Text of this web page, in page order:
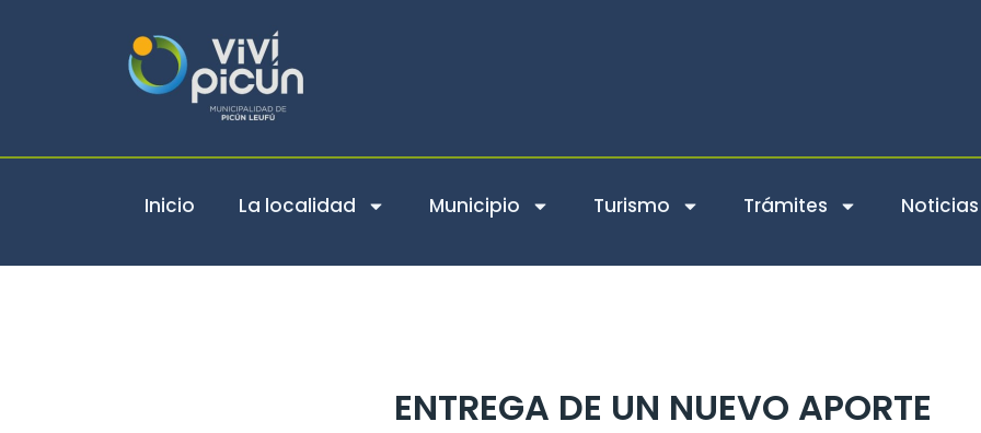
Inicio La localidad Municipio Turismo Trámites Noticias
ENTREGA DE UN NUEVO APORTE